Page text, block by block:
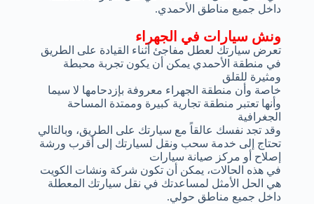
ونش سيارات في الجهراء
تعرض سيارتك لعطل مفاجئ أثناء القيادة على الطريق
في منطقة الأحمدي يمكن أن يكون تجربة محبطة
ومثيرة للقلق
خاصة وأن منطقة الجهراء معروفة بإزدحامها لا سيما
وأنها تعتبر منطقة تجارية كبيرة وممتدة المساحة
الجغرافية
وقد تجد نفسك عالقاً مع سيارتك على الطريق، وبالتالي
تحتاج إلى خدمة سحب ونقل لسيارتك إلى أقرب ورشة
إصلاح أو مركز صيانة سيارات
في هذه الحالات، يمكن أن تكون شركة ونشات الكويت
هي الحل الأمثل لمساعدتك في نقل سيارتك المعطلة
داخل جميع مناطق حولي.
داخل جميع مناطق الأحمدي.